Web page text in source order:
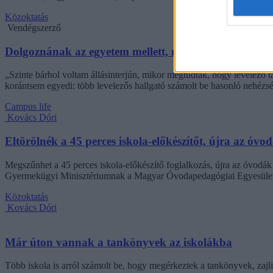
Közoktatás
Vendégszerző
Dolgoznának az egyetem mellett, mégsem
„Szinte bárhol voltam állásinterjún, mikor megtudták, hogy levelező
korántsem egyedi: több levelezős hallgató számolt be hasonló
Campus life
Kovács Dóri
Eltörölnék a 45 perces iskola-előkészítőt, újra az
Megszűnhet a 45 perces iskola-előkészítő foglalkozás, újra az
Gyermekügyi Minisztériumnak a Magyar Óvodapedagógiai
Közoktatás
Kovács Dóri
Már úton vannak a tankönyvek az iskolákba
Több iskola is arról számolt be, hogy megérkeztek a tankönyvek,